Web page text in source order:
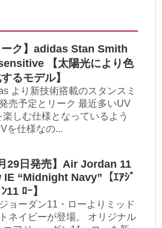
ーク】adidas Stan Smith
【太陽光により色
るモデル】
より新技術搭載のスタンスミ
売予定とリーク 最近多いUV
しむ仕様となっているよう
を仕様なの...
29日発売】Air Jordan 11
IE “Midnight Navy”【ｴｱｼﾞ
11 ﾛｰ】
ョーダン11・ローよりミッド
ネイビーが登場。 オリジナル